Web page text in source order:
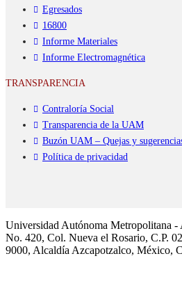
Egresados
16800
Informe Materiales
Informe Electromagnética
TRANSPARENCIA
Contraloría Social
Transparencia de la UAM
Buzón UAM – Quejas y
Política de privacidad
Universidad Autónoma Metropolitana -
No. 420, Col. Nueva el Rosario, C.P.
9000, Alcaldía Azcapotzalco, México,